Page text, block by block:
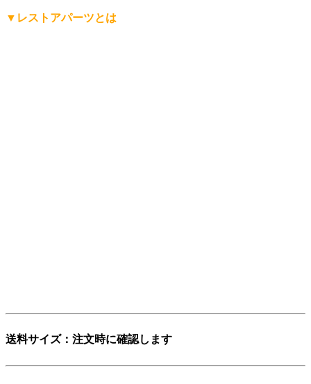
▼レストアパーツとは
送料サイズ：注文時に確認します